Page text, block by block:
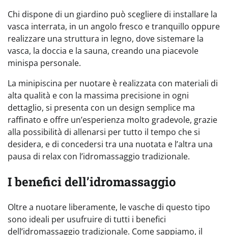
Chi dispone di un giardino può scegliere di installare la
vasca interrata, in un angolo fresco e tranquillo oppure
realizzare una struttura in legno, dove sistemare la
vasca, la doccia e la sauna, creando una piacevole
minispa personale.
La minipiscina per nuotare è realizzata con materiali di
alta qualità e con la massima precisione in ogni
dettaglio, si presenta con un design semplice ma
raffinato e offre un’esperienza molto gradevole, grazie
alla possibilità di allenarsi per tutto il tempo che si
desidera, e di concedersi tra una nuotata e l’altra una
pausa di relax con l’idromassaggio tradizionale.
I benefici dell’idromassaggio
Oltre a nuotare liberamente, le vasche di questo tipo
sono ideali per usufruire di tutti i benefici
dell’idromassaggio tradizionale. Come sappiamo, il